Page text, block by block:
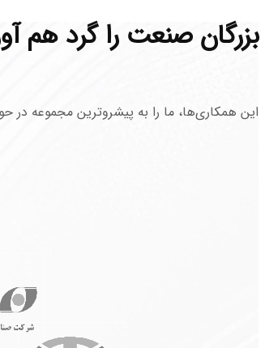
بزرگان صنعت را گرد هم
این همکاری‌ها، ما را به پیشروترین مجموعه در